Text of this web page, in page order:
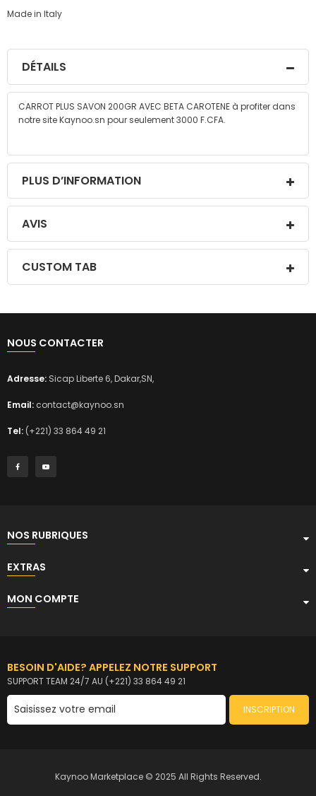
Made in Italy
DÉTAILS
CARROT PLUS SAVON 200GR AVEC BETA CAROTENE à profiter dans
notre site Kaynoo.sn pour seulement 3000 F.CFA.
PLUS D’INFORMATION
AVIS
CUSTOM TAB
NOUS CONTACTER
Adresse: Sicap Liberte 6, Dakar,SN,
Email: contact@kaynoo.sn
Tel: (+221) 33 864 49 21
NOS RUBRIQUES
EXTRAS
MON COMPTE
BESOIN D'AIDE? APPELEZ NOTRE SUPPORT
SUPPORT TEAM 24/7 AU (+221) 33 864 49 21
INSCRIPTION
Kaynoo Marketplace © 2025 All Rights Reserved.